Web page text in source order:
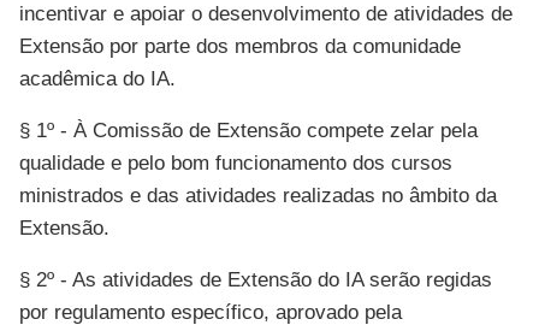
incentivar e apoiar o desenvolvimento de atividades de
Extensão por parte dos membros da comunidade
acadêmica do IA.
§ 1º - À Comissão de Extensão compete zelar pela
qualidade e pelo bom funcionamento dos cursos
ministrados e das atividades realizadas no âmbito da
Extensão.
§ 2º - As atividades de Extensão do IA serão regidas
por regulamento específico, aprovado pela